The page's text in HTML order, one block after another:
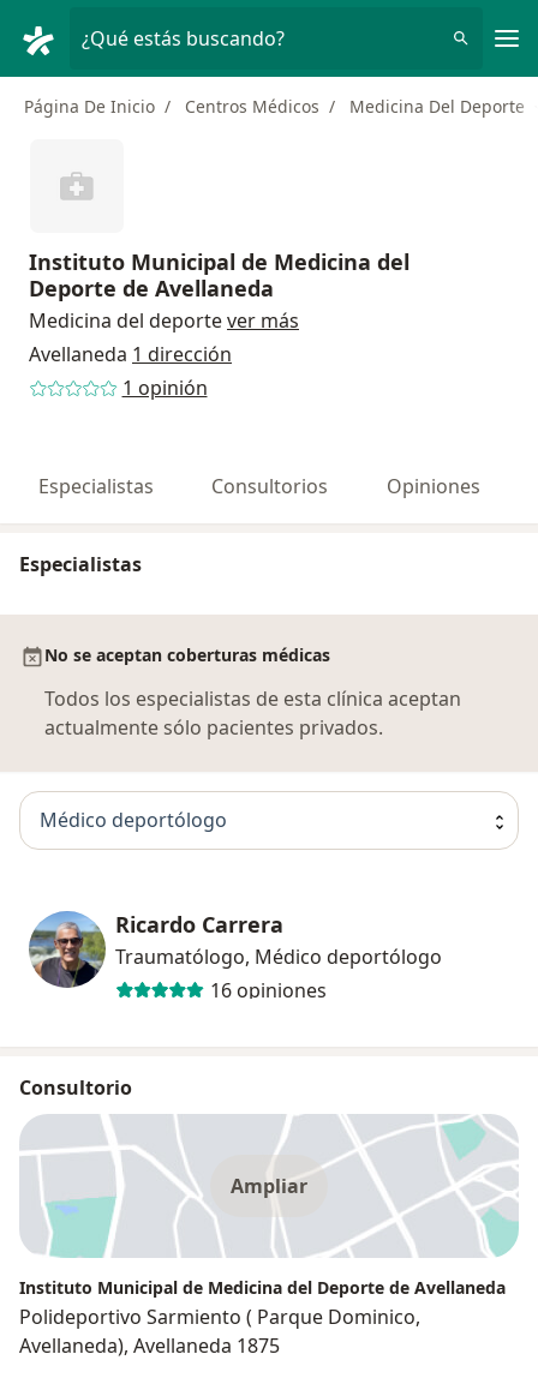
¿Qué estás buscando?
Página De Inicio Centros Médicos Medicina Del Deporte
Instituto Municipal de Medicina del
Deporte de Avellaneda
Medicina del deportever más
Avellaneda 1 dirección
1 opinión
Especialistas Consultorios Opiniones
Especialistas
No se aceptan coberturas médicas
Todos los especialistas de esta clínica aceptan
actualmente sólo pacientes privados.
Médico deportólogo
Ricardo Carrera
Traumatólogo, Médico deportólogo
16 opiniones
Consultorio
Ampliar
Instituto Municipal de Medicina del Deporte de Avellaneda
Polideportivo Sarmiento ( Parque Dominico,
Avellaneda), Avellaneda 1875